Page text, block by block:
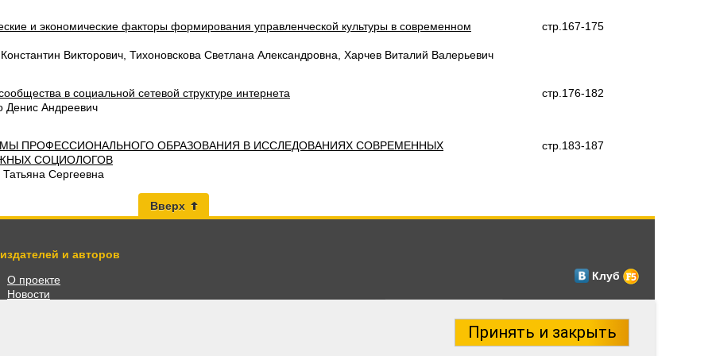
и экономические факторы формирования управленческой культуры в современном
стр.167-175
Викторович, Тихоновскова Светлана Александровна, Харчев Виталий Валерьевич
в социальной сетевой структуре интернета
стр.176-182
Денис Андреевич
ПРОФЕССИОНАЛЬНОГО ОБРАЗОВАНИЯ В ИССЛЕДОВАНИЯХ СОВРЕМЕННЫХ
СОЦИОЛОГОВ
стр.183-187
Сергеевна
Вверх
и авторов
О проекте
Новости
Клуб
Принять и закрыть